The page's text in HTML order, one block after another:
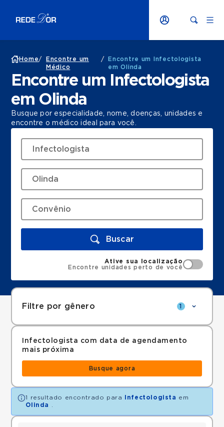
Home/
Encontre um
Médico
/
Encontre um Infectologista
em Olinda
Encontre um Infectologista
em Olinda
Busque por especialidade, nome, doenças, unidades e
encontre o médico ideal para você.
Buscar
Ative sua localização
Encontre unidades perto de você
Filtre por gênero 1
Infectologista com data de agendamento
mais próxima
Busque agora
1 resultado encontrado para Infectologista em
Olinda